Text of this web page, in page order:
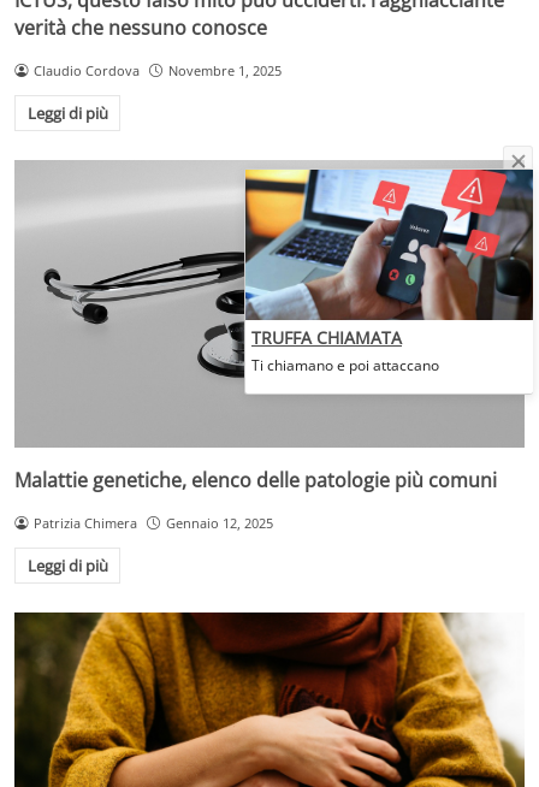
verità che nessuno conosce
Claudio Cordova Novembre 1, 2025
Leggi di più
Malattie genetiche, elenco delle patologie più comuni
Patrizia Chimera Gennaio 12, 2025
Leggi di più
TRUFFA CHIAMATA
Ti chiamano e poi attaccano